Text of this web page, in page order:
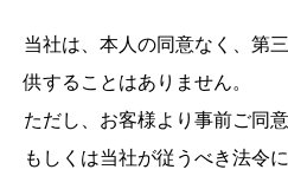
当社は、本人の同意なく、第
供することはありません。
ただし、お客様より事前ご同
もしくは当社が従うべき法令